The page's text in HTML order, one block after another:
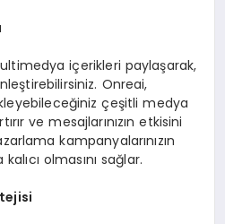
içerikleri paylaşarak,
Onreai,
çeşitli medya
ve mesajlarınızın etkisini
kampanyalarınızın
olmasını sağlar.